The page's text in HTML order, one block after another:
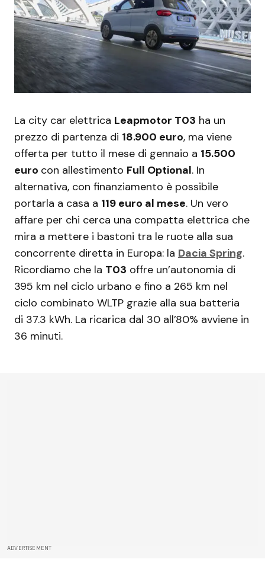
La city car elettrica Leapmotor T03 ha un
prezzo di partenza di 18.900 euro, ma viene
offerta per tutto il mese di gennaio a 15.500
euro con allestimento Full Optional. In
alternativa, con finanziamento è possibile
portarla a casa a 119 euro al mese. Un vero
affare per chi cerca una compatta elettrica che
mira a mettere i bastoni tra le ruote alla sua
concorrente diretta in Europa: la Dacia Spring.
Ricordiamo che la T03 offre un’autonomia di
395 km nel ciclo urbano e fino a 265 km nel
ciclo combinato WLTP grazie alla sua batteria
di 37.3 kWh. La ricarica dal 30 all’80% avviene in
36 minuti.
ADVERTISEMENT